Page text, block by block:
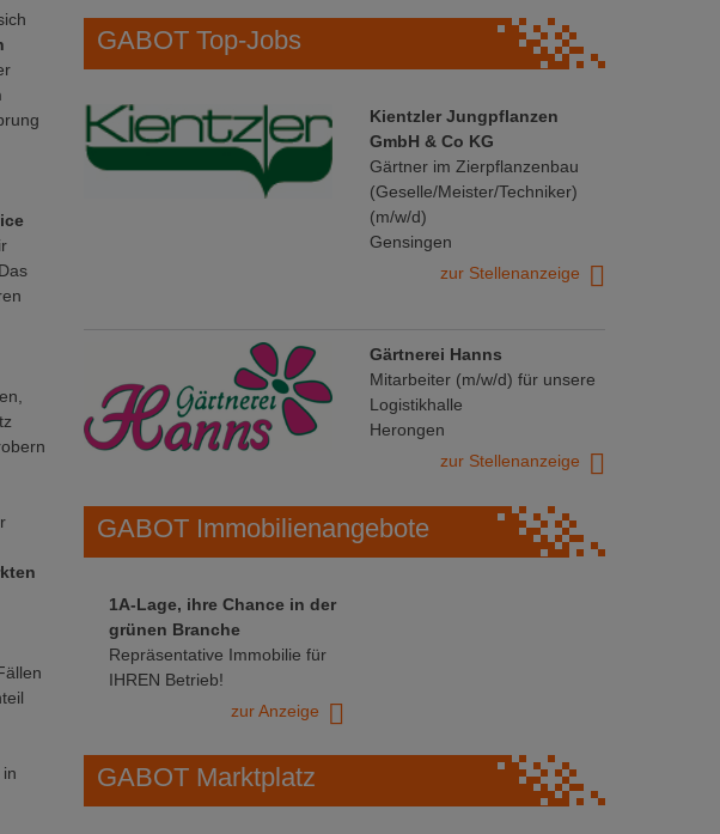
GABOT Top-Jobs
Kientzler Jungpflanzen
GmbH & Co KG
Gärtner im Zierpflanzenbau
(Geselle/Meister/Techniker)
(m/w/d)
Gensingen
zur Stellenanzeige
Gärtnerei Hanns
Mitarbeiter (m/w/d) für unsere
Logistikhalle
Herongen
zur Stellenanzeige
GABOT Immobilienangebote
1A-Lage, ihre Chance in der
grünen Branche
Repräsentative Immobilie für
IHREN Betrieb!
zur Anzeige
GABOT Marktplatz